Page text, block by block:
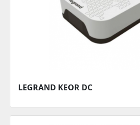
LEGRAND KEOR DC